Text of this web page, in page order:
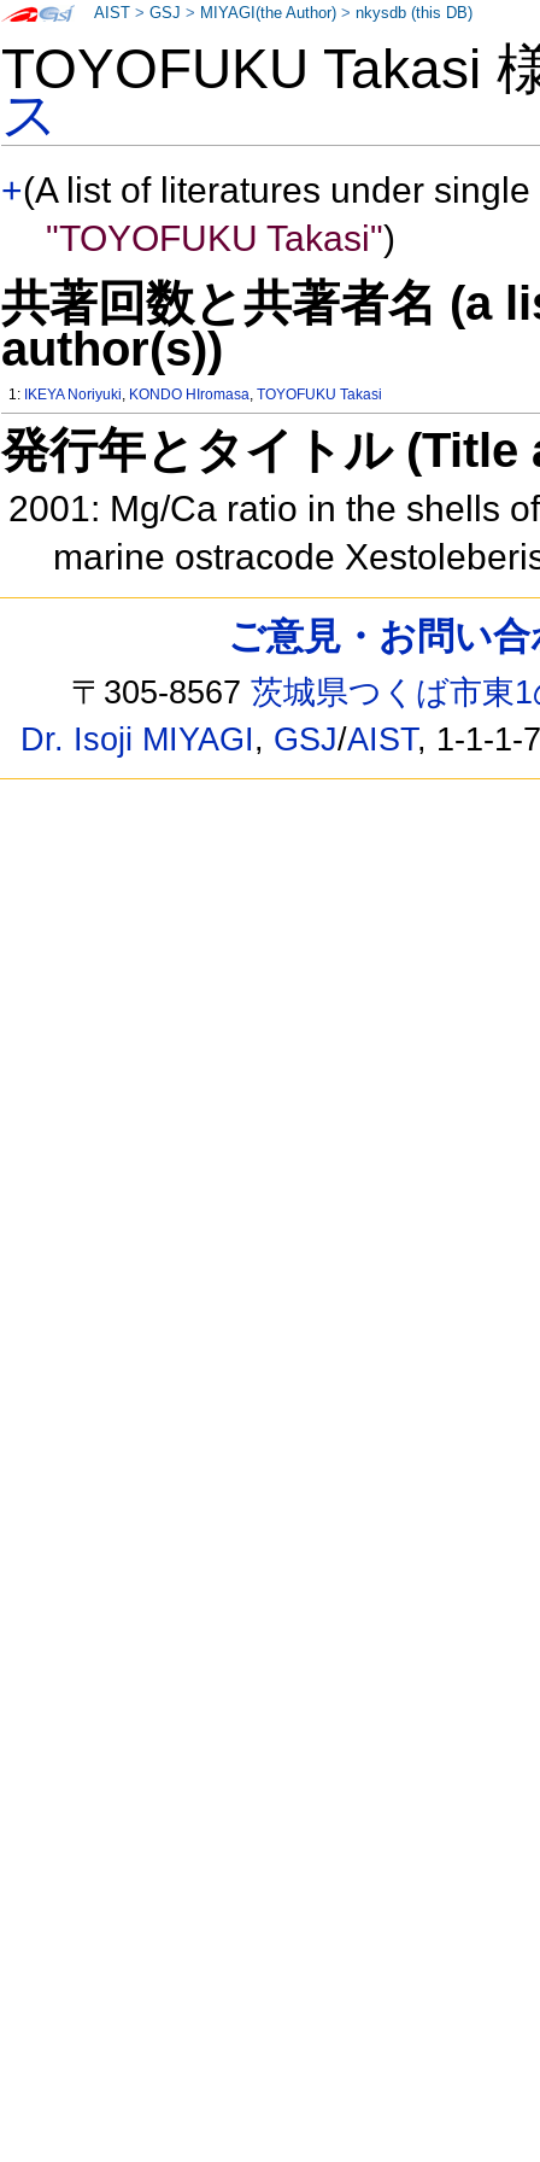
TOYOFUKU Takasi
ス
+(A list of literatures under
"TOYOFUKU Takasi")
共著回数と共著者名 (a
author(s))
1: IKEYA Noriyuki, KONDO HIromasa,TOYOFUKU Takasi
発行年とタイトル
2001: Mg/Ca ratio in the shells
marine ostracode
AIST >GSJ > MIYAGI(the Author) >nkysdb (this DB)
ご意見・お問い
〒305-8567茨城県つくば市東
Dr. Isoji MIYAGI, GSJ/AIST, 1-1-1-